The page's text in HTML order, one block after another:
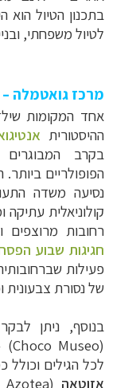
בתכנון הטיול
לטיול משפחתי,
מרכז גואטמלה –
אחד המקומות
ההיסטורית
בקרב
נסיעה משדה
קולוניאלית
רחובות מרוצפים
חגיגות שבוע
פעילות
של נסורת צבעונית
בנוסף, ניתן
(
Choco Museo
)
לכל הגילים וכולל
אזוטאה (
Azotea